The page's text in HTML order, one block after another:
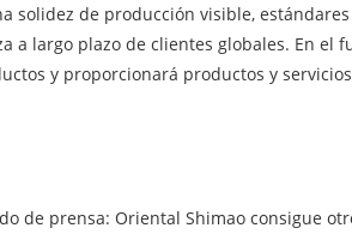
solidez de producción visible,
a largo plazo de clientes globales. En
y proporcionará productos y
de prensa: Oriental Shimao consigue